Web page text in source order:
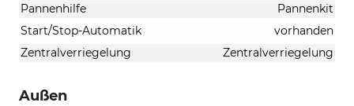
Pannenhilfe
Pannenkit
Start/Stop-Automatik
vorhanden
Zentralverriegelung
Zentralverriegelung
Außen